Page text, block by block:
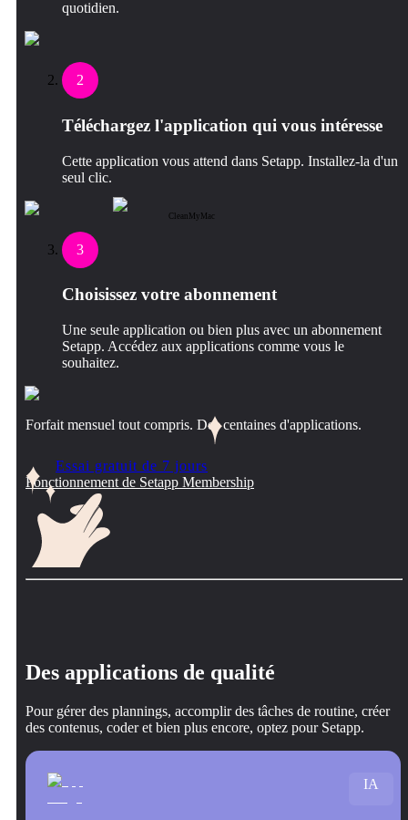
quotidien.
2
Téléchargez l'application qui vous intéresse
Cette application vous attend dans Setapp. Installez-la d'un
seul clic.
CleanMyMac
3
Choisissez votre abonnement
Une seule application ou bien plus avec un abonnement
Setapp. Accédez aux applications comme vous le
souhaitez.
Forfait mensuel tout compris. Des centaines d'applications.
Essai gratuit de 7 jours
Fonctionnement de Setapp Membership
Des applications de qualité
Pour gérer des plannings, accomplir des tâches de routine, créer
des contenus, coder et bien plus encore, optez pour Setapp.
IA